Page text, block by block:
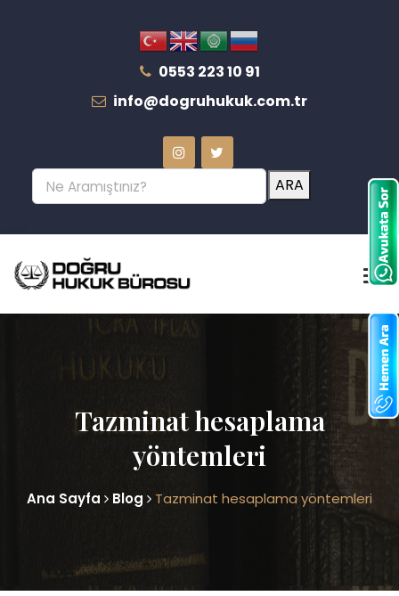
0553 223 10 91
info@dogruhukuk.com.tr
ARA
Tazminat hesaplama
yöntemleri
Ana Sayfa Blog Tazminat hesaplama yöntemleri